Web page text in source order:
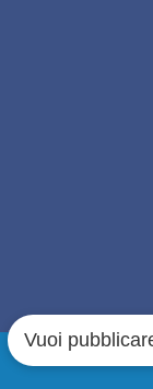
Vuoi